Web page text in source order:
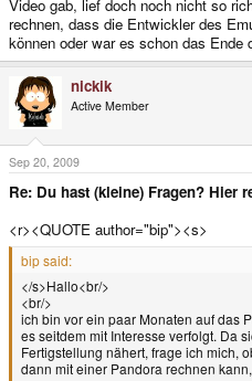
Video gab, lief doch noch nicht so
rechnen, dass die Entwickler des
können oder war es schon das Ende
nickik
Active Member
Sep 20, 2009
Re: Du hast (kleine) Fragen? Hier
<r><QUOTE author="bip"><s>
bip said:
</s>Hallo<br/>
<br/>
ich bin vor ein paar Monaten auf das
es seitdem mit Interesse verfolgt. Da
Fertigstellung nähert, frage ich mich,
dann mit einer Pandora rechnen